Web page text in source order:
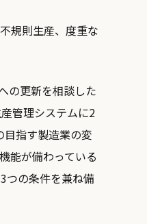
規則生産、度重な
の更新を相談した
管理システムに2
指す製造業の変
能が備わっている
つの条件を兼ね備